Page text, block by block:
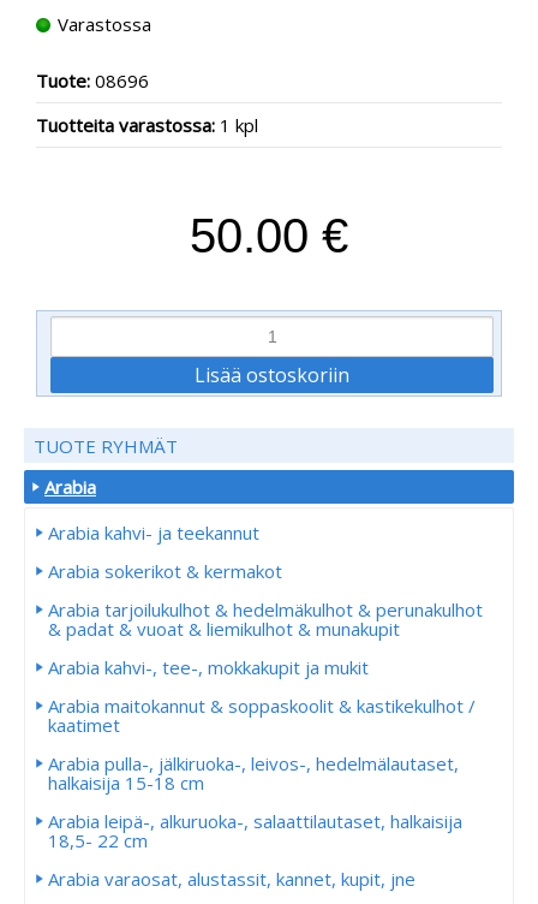
Varastossa
Tuote: 08696
Tuotteita varastossa: 1 kpl
50.00 €
TUOTE RYHMÄT
Arabia
Arabia kahvi- ja teekannut
Arabia sokerikot & kermakot
Arabia tarjoilukulhot & hedelmäkulhot & perunakulhot
& padat & vuoat & liemikulhot & munakupit
Arabia kahvi-, tee-, mokkakupit ja mukit
Arabia maitokannut & soppaskoolit & kastikekulhot /
kaatimet
Arabia pulla-, jälkiruoka-, leivos-, hedelmälautaset,
halkaisija 15-18 cm
Arabia leipä-, alkuruoka-, salaattilautaset, halkaisija
18,5- 22 cm
Arabia varaosat, alustassit, kannet, kupit, jne